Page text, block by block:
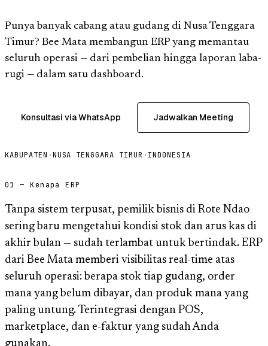
Punya banyak cabang atau gudang di Nusa Tenggara
Timur? Bee Mata membangun ERP yang memantau
seluruh operasi — dari pembelian hingga laporan laba-
rugi — dalam satu dashboard.
Konsultasi via WhatsApp Jadwalkan Meeting
KABUPATEN ·NUSA TENGGARA TIMUR · INDONESIA
01 — Kenapa ERP
Tanpa sistem terpusat, pemilik bisnis di Rote Ndao
sering baru mengetahui kondisi stok dan arus kas di
akhir bulan — sudah terlambat untuk bertindak. ERP
dari Bee Mata memberi visibilitas real-time atas
seluruh operasi: berapa stok tiap gudang, order
mana yang belum dibayar, dan produk mana yang
paling untung. Terintegrasi dengan POS,
marketplace, dan e-faktur yang sudah Anda
gunakan.